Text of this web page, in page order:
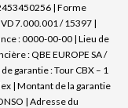
| Forme
7.000.001 / 15397 |
: 0000-00-00 | Lieu de
: QBE EUROPE SA /
garantie : Tour CBX – 1
| Montant de la garantie
| Adresse du